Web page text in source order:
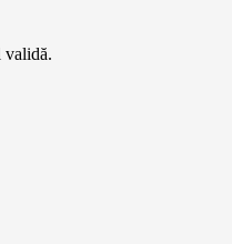
validă.